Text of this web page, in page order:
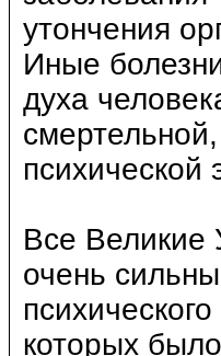
утончения
Иные
духа
психической
Все Великие
очень
которых